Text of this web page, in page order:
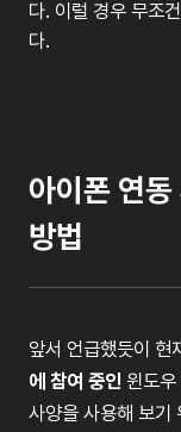
다. 이럴 경우 무조건
다.
아이폰 연동
방법
앞서 언급했듯이 현
에 참여 중인 윈도우
사양을 사용해 보기